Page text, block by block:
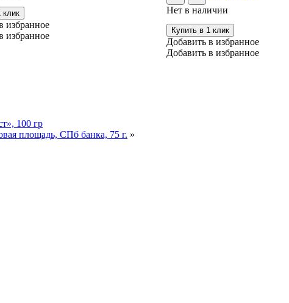
несколько
вариаций.
Опции
можно
клик
избранное
избранное
Нет в наличии
Купить в 1 клик
Добавить в избранное
Добавить в избранное
100 гр
площадь, СПб банка, 75 г. »